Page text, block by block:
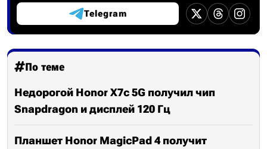
Telegram
По теме
Недорогой Honor X7c 5G получил чип
Snapdragon и дисплей 120 Гц
Планшет Honor MagicPad 4 получит